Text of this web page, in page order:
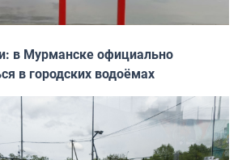
в Мурманске официально
в городских водоёмах